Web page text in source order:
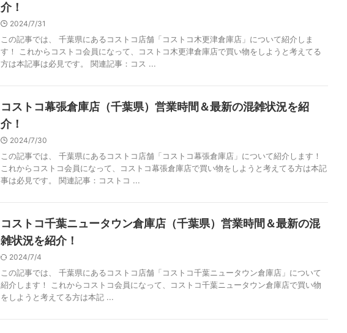
介！
2024/7/31
この記事では、 千葉県にあるコストコ店舗「コストコ木更津倉庫店」について紹介しま
す！ これからコストコ会員になって、コストコ木更津倉庫店で買い物をしようと考えてる
方は本記事は必見です。 関連記事：コス ...
コストコ幕張倉庫店（千葉県）営業時間＆最新の混雑状況を紹
介！
2024/7/30
この記事では、 千葉県にあるコストコ店舗「コストコ幕張倉庫店」について紹介します！
これからコストコ会員になって、コストコ幕張倉庫店で買い物をしようと考えてる方は本記
事は必見です。 関連記事：コストコ ...
コストコ千葉ニュータウン倉庫店（千葉県）営業時間＆最新の混
雑状況を紹介！
2024/7/4
この記事では、 千葉県にあるコストコ店舗「コストコ千葉ニュータウン倉庫店」について
紹介します！ これからコストコ会員になって、コストコ千葉ニュータウン倉庫店で買い物
をしようと考えてる方は本記 ...